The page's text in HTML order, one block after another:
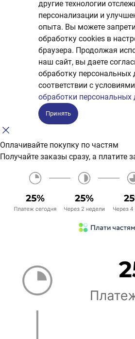
другие технологии
персонализации и
опыта. Вы можете
обработку сookies в
браузера. Продолжая
наш сайт, вы даете
обработку персональных
соответствии с условиями
обработки персональных
Принять
Оплачивайте покупку по частям
Получайте заказы сразу, а платите